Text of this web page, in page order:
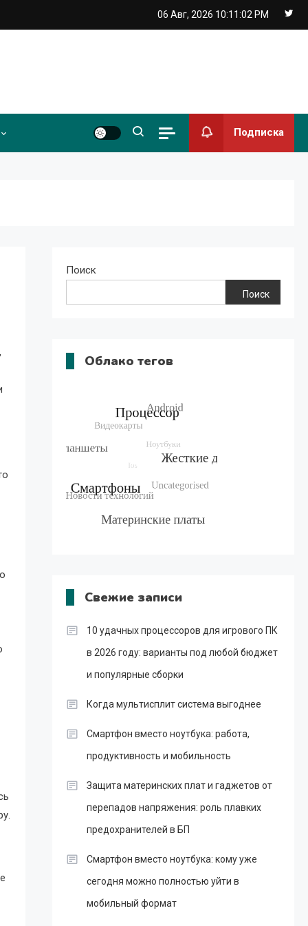
06 Авг, 2026 10:11:03 PM
Подписка
Поиск
Поиск
Облако тегов
Свежие записи
10 удачных процессоров для игрового ПК
в 2026 году: варианты под любой бюджет
и популярные сборки
Когда мультисплит система выгоднее
Смартфон вместо ноутбука: работа,
продуктивность и мобильность
Защита материнских плат и гаджетов от
перепадов напряжения: роль плавких
предохранителей в БП
Смартфон вместо ноутбука: кому уже
сегодня можно полностью уйти в
мобильный формат